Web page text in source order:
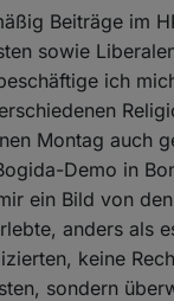
Beiträge im
sowie
ich
Montag auch
Demo in
ein Bild von
anders als
keine
sondern